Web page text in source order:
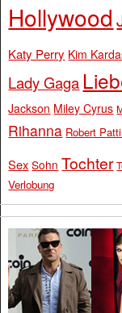
Hollywood
Katy Perry Kim
Lady Gaga
Jackson Miley Cyrus
Rihanna Robert
Sex Sohn Tochter
Verlobung